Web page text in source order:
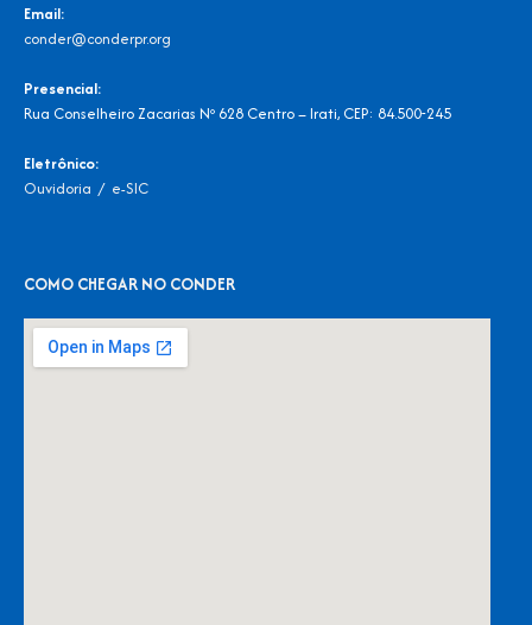
Email:
conder@conderpr.org
Presencial:
Rua Conselheiro Zacarias Nº 628 Centro – Irati, CEP: 84.500-245
Eletrônico:
Ouvidoria / e-SIC
COMO CHEGAR NO CONDER